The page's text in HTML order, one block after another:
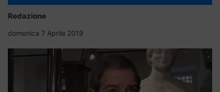
Redazione
domenica 7 Aprile 2019